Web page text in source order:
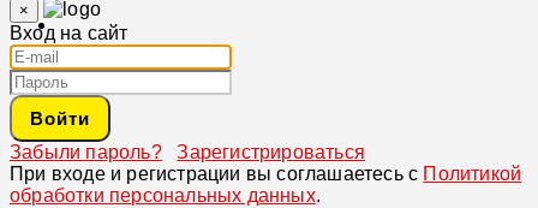
×
Вход на сайт
Войти
Забыли пароль?
Зарегистрироваться
При входе и регистрации вы соглашаетесь с Политикой
обработки персональных данных.